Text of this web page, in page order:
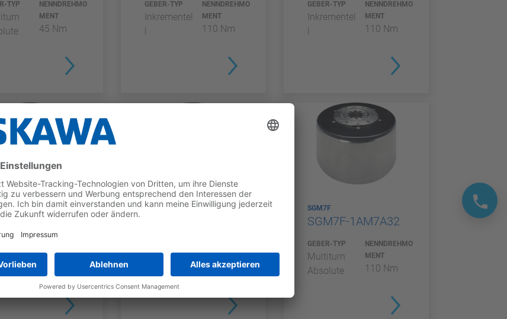
TYP
NENNDREHMO
MENT
45 Nm
GEBER-TYP
Inkrementel
l
NENNDREHMO
MENT
110 Nm
GEBER-TYP
Inkrementel
l
NENNDREHMO
MENT
110 Nm
1AMFA12
MENT
SGM7F
Inkrementel
MENT
110 Nm
SGM7F
SGM7F-1AM7A32
GEBER-TYP
Multiturn
Absolute
NENNDREHMO
MENT
110 Nm